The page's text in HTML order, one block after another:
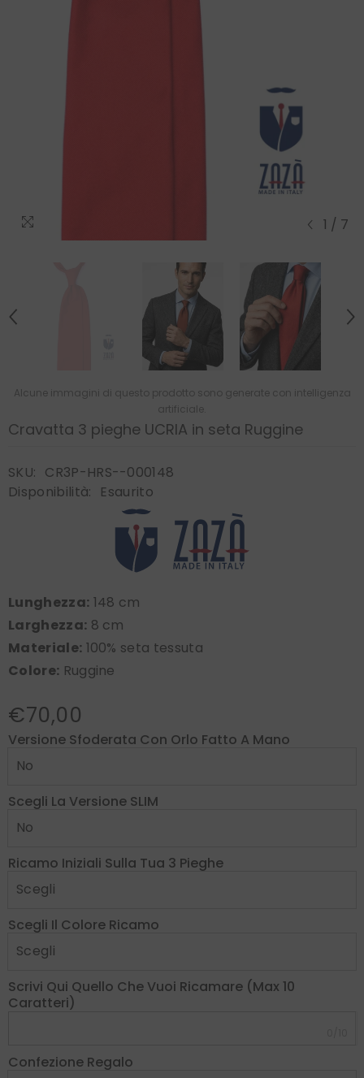
1 / 7
Alcune immagini di questo prodotto sono generate con intelligenza
artificiale.
Cravatta 3 pieghe UCRIA in seta Ruggine
SKU: CR3P-HRS--000148
Disponibilità:
Esaurito
Lunghezza: 148 cm
Larghezza: 8 cm
Materiale: 100% seta tessuta
Colore: Ruggine
€70,00
Versione Sfoderata Con Orlo Fatto A Mano
Scegli La Versione SLIM
Ricamo Iniziali Sulla Tua 3 Pieghe
Scegli Il Colore Ricamo
Scrivi Qui Quello Che Vuoi Ricamare (max 10
Caratteri)
Confezione Regalo